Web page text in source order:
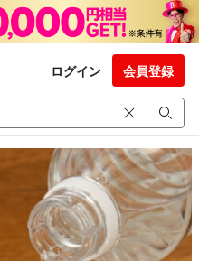
ログイン 会員登録